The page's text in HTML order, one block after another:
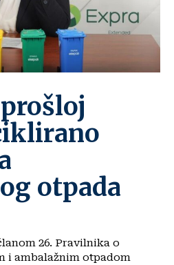
otpada
26. Pravilnika o
i ambalažnim otpadom